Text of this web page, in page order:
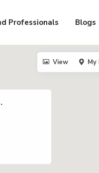
Professionals Blogs
View My